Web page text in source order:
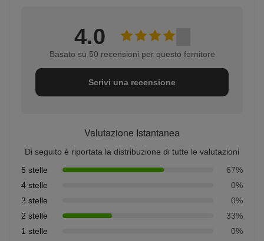
4.0
Basato su 50 recensioni per questo fornitore
Scrivi una recensione
Valutazione Istantanea
Di seguito è riportata la distribuzione di tutte le valutazioni
5 stelle
67%
4 stelle
0%
3 stelle
0%
2 stelle
33%
1 stelle
0%